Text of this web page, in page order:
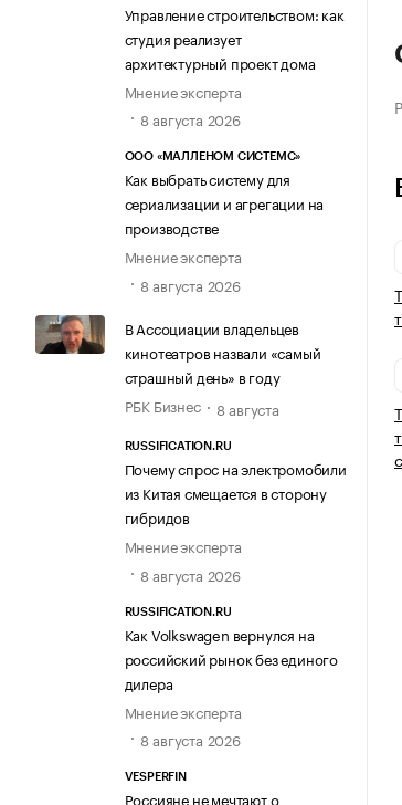
Управление строительством: как
студия реализует
архитектурный проект дома
Мнение эксперта
8 августа 2026
ООО «МАЛЛЕНОМ СИСТЕМС»
Как выбрать систему для
сериализации и агрегации на
производстве
Мнение эксперта
8 августа 2026
В Ассоциации владельцев
кинотеатров назвали «самый
страшный день» в году
РБК Бизнес
8 августа
RUSSIFICATION.RU
Почему спрос на электромобили
из Китая смещается в сторону
гибридов
Мнение эксперта
8 августа 2026
RUSSIFICATION.RU
Как Volkswagen вернулся на
российский рынок без единого
дилера
Мнение эксперта
8 августа 2026
VESPERFIN
Россияне не мечтают о